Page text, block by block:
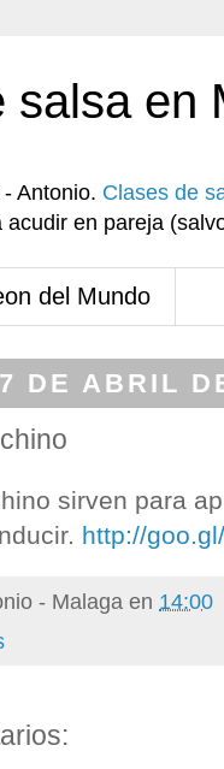
salsa en
Antonio. Clases de
acudir en pareja
del Mundo
DE ABRIL
sirven para
http://
- Malaga en 14:00